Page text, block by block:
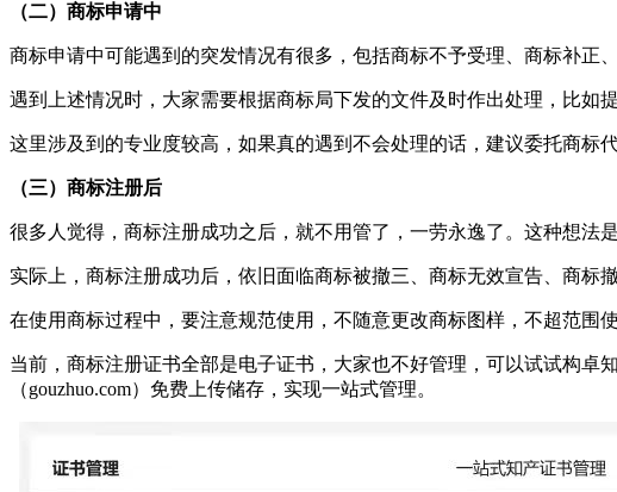
（二）商标申请中
商标申请中可能遇到的突发情况有很多，包括商标不予受理、商标补正
遇到上述情况时，大家需要根据商标局下发的文件及时作出处理，比如
这里涉及到的专业度较高，如果真的遇到不会处理的话，建议委托商标
（三）商标注册后
很多人觉得，商标注册成功之后，就不用管了，一劳永逸了。这种想法是
实际上，商标注册成功后，依旧面临商标被撤三、商标无效宣告、商标
在使用商标过程中，要注意规范使用，不随意更改商标图样，不超范围使
当前，商标注册证书全部是电子证书，大家也不好管理，可以试试构卓
（gouzhuo.com）免费上传储存，实现一站式管理。